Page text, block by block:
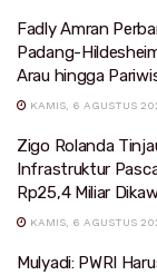
Fadly Amran
Padang-
Arau hingga
KAMIS, 6 AGUSTUS
Zigo Rolanda
Infrastruktur
Rp25,4 Miliar
KAMIS, 6 AGUSTUS
Mulyadi: PWRI